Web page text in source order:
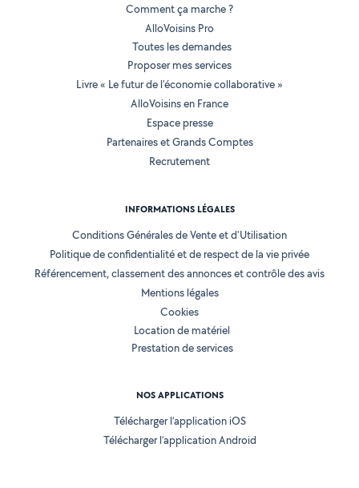
Comment ça marche ?
AlloVoisins Pro
Toutes les demandes
Proposer mes services
Livre « Le futur de l'économie collaborative »
AlloVoisins en France
Espace presse
Partenaires et Grands Comptes
Recrutement
INFORMATIONS LÉGALES
Conditions Générales de Vente et d'Utilisation
Politique de confidentialité et de respect de la vie privée
Référencement, classement des annonces et contrôle des avis
Mentions légales
Cookies
Location de matériel
Prestation de services
NOS APPLICATIONS
Télécharger l’application iOS
Télécharger l’application Android